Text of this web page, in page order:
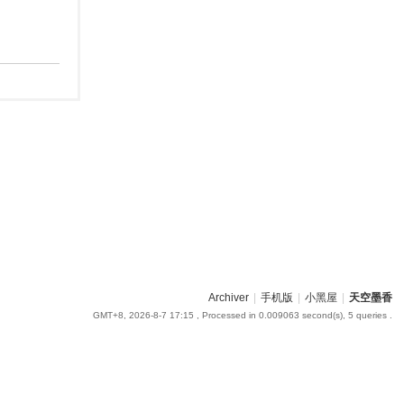
Archiver 手机版 小黑屋 天空墨香
GMT+8, 2026-8-7 17:15 , Processed in 0.009063 second(s), 5 queries .